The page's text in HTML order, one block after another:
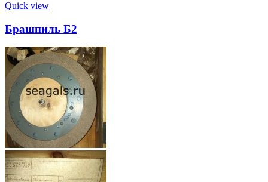
Quick view
Брашпиль Б2